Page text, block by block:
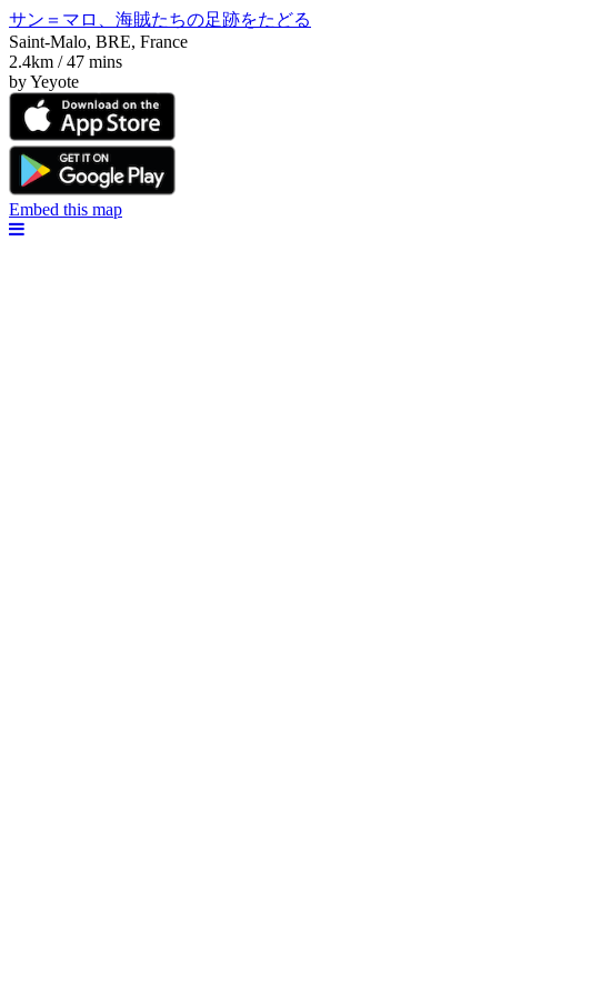
サン＝マロ、海賊たちの足跡をたどる
Saint-Malo, BRE, France
2.4km / 47 mins
by Yeyote
Embed this map